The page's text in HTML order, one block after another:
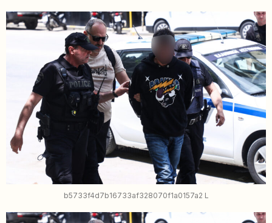
b5733f4d7b16733af328070f1a0157a2 L